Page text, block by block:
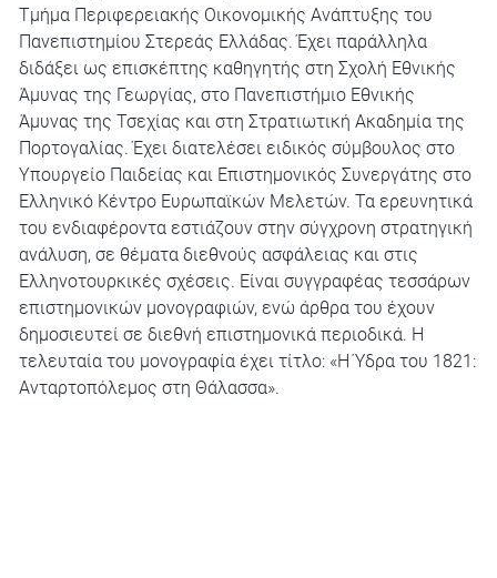
Τμήμα Περιφερειακής Οικονομικής Ανάπτυξης του
Πανεπιστημίου Στερεάς Ελλάδας. Έχει παράλληλα
διδάξει ως επισκέπτης καθηγητής στη Σχολή Εθνικής
Άμυνας της Γεωργίας, στο Πανεπιστήμιο Εθνικής
Άμυνας της Τσεχίας και στη Στρατιωτική Ακαδημία της
Πορτογαλίας. Έχει διατελέσει ειδικός σύμβουλος στο
Υπουργείο Παιδείας και Επιστημονικός Συνεργάτης στο
Ελληνικό Κέντρο Ευρωπαϊκών Μελετών. Τα ερευνητικά
του ενδιαφέροντα εστιάζουν στην σύγχρονη στρατηγική
ανάλυση, σε θέματα διεθνούς ασφάλειας και στις
Ελληνοτουρκικές σχέσεις. Είναι συγγραφέας τεσσάρων
επιστημονικών μονογραφιών, ενώ άρθρα του έχουν
δημοσιευτεί σε διεθνή επιστημονικά περιοδικά. Η
τελευταία του μονογραφία έχει τίτλο: «Η Ύδρα του 1821:
Ανταρτοπόλεμος στη Θάλασσα».